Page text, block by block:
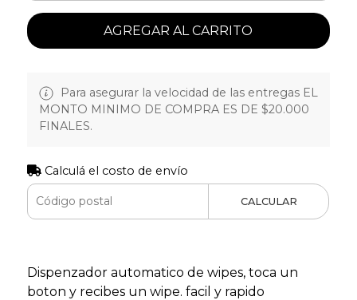
AGREGAR AL CARRITO
Para asegurar la velocidad de las entregas EL
MONTO MINIMO DE COMPRA ES DE $20.000
FINALES.
Calculá el costo de envío
CALCULAR
Dispenzador automatico de wipes, toca un
boton y recibes un wipe. facil y rapido